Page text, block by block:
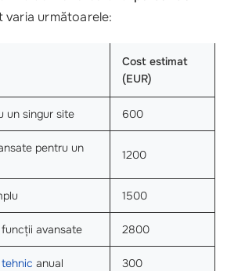
varia următoarele:
Cost estimat
(EUR)
un singur site 600
pentru un
1200
1500
avansate 2800
anual 300